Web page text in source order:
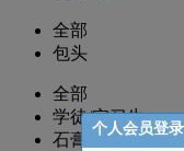
全部
包头
全部
学徒/实习生
石膏部/模型设计
个人会员登录